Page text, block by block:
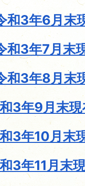
和3年6月末
和3年7月末
和3年8月末
3年9月末
3年10月末
3年11月末